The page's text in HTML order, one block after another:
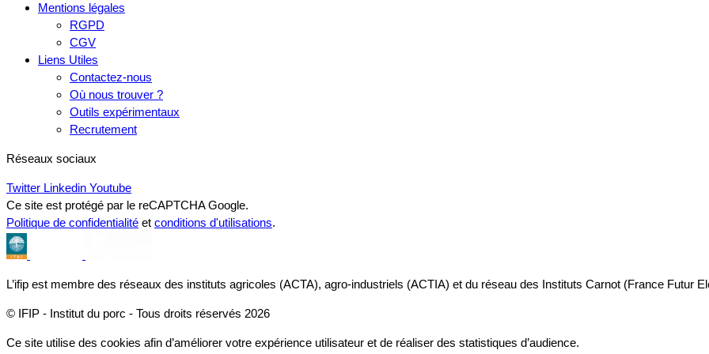
Mentions légales
RGPD
CGV
Liens Utiles
Contactez-nous
Où nous trouver ?
Outils expérimentaux
Recrutement
Réseaux sociaux
Twitter Linkedin Youtube
Ce site est protégé par le reCAPTCHA Google.
Politique de confidentialité et conditions d'utilisations.
L’ifip est membre des réseaux des instituts agricoles (ACTA), agro-industriels (ACTIA) et du réseau des Instituts Carnot (France Futur
© IFIP - Institut du porc - Tous droits réservés 2026
Ce site utilise des cookies afin d’améliorer votre expérience utilisateur et de réaliser des statistiques d’audience.